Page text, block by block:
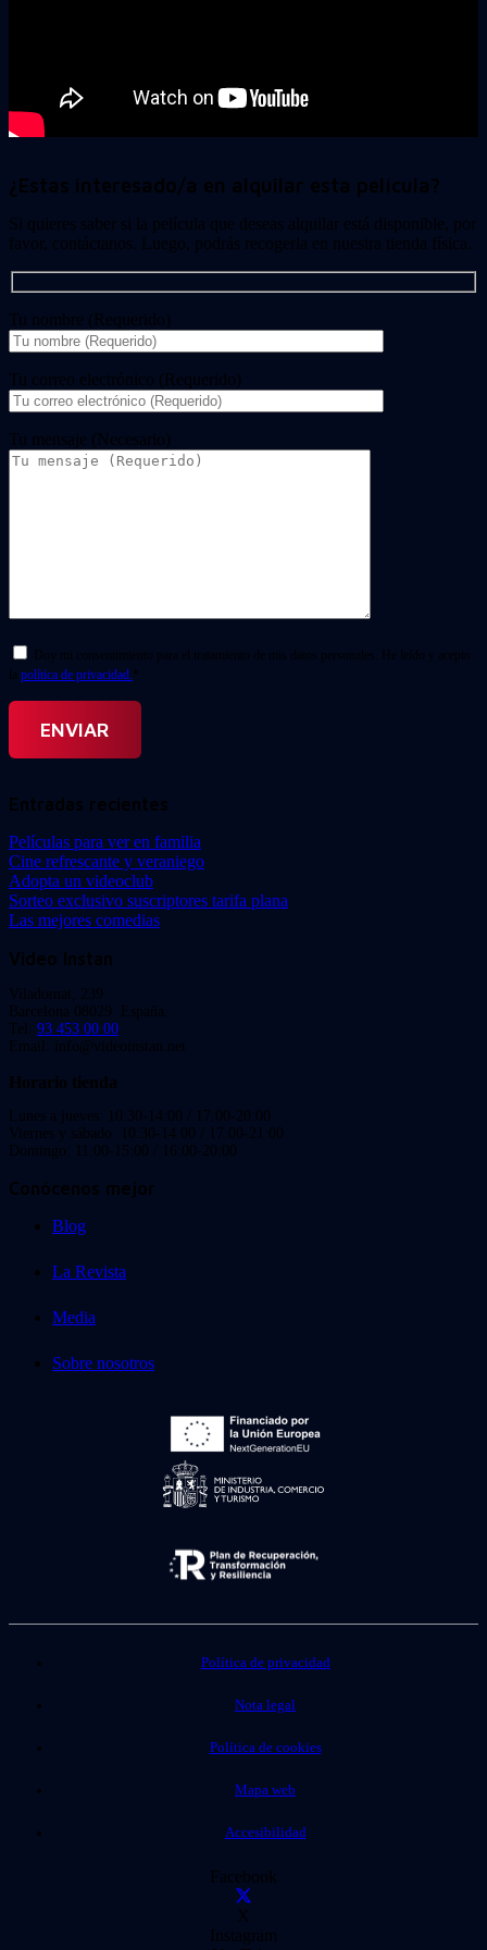
¿Estas interesado/a en alquilar esta película?
Si quieres saber si la película que deseas alquilar está disponible, por
favor, contáctanos. Luego, podrás recogerla en nuestra tienda física.
Tu nombre (Requerido)
Tu correo electrónico (Requerido)
Tu mensaje (Necesario)
Doy mi consentimiento para el tratamiento de mis datos personales. He leído y acepto
la política de privacidad. *
Entradas recientes
Películas para ver en familia
Cine refrescante y veraniego
Adopta un videoclub
Sorteo exclusivo suscriptores tarifa plana
Las mejores comedias
Video Instan
Viladomat, 239
Barcelona 08029. España.
Tel: 93 453 00 00
Email: info@videoinstan.net
Horario tienda
Lunes a jueves: 10:30-14:00 / 17:00-20:00
Viernes y sábado: 10:30-14:00 / 17:00-21:00
Domingo: 11:00-15:00 / 16:00-20:00
Conócenos mejor
Blog
La Revista
Media
Sobre nosotros
Política de privacidad
Nota legal
Política de cookies
Mapa web
Accesibilidad
Facebook
X
Instagram